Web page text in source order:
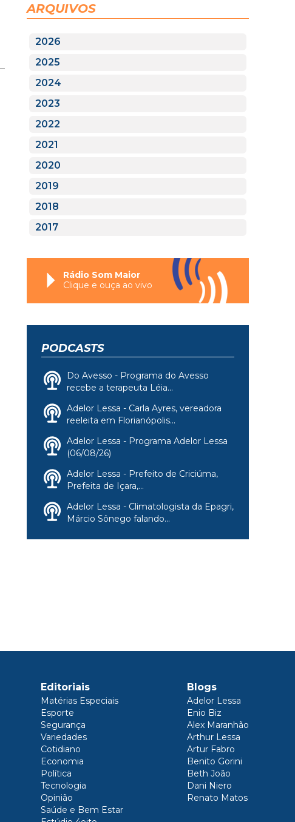
ARQUIVOS
2026
2025
2024
2023
2022
2021
2020
2019
2018
2017
Rádio Som Maior
Clique e ouça ao vivo
PODCASTS
Do Avesso - Programa do Avesso
recebe a terapeuta Léia...
Adelor Lessa - Carla Ayres, vereadora
reeleita em Florianópolis...
Adelor Lessa - Programa Adelor Lessa
(06/08/26)
Adelor Lessa - Prefeito de Criciúma,
Prefeita de Içara,...
Adelor Lessa - Climatologista da Epagri,
Márcio Sônego falando...
Editoriais
Matérias Especiais
Esporte
Segurança
Variedades
Cotidiano
Economia
Política
Tecnologia
Opinião
Saúde e Bem Estar
Blogs
Adelor Lessa
Enio Biz
Alex Maranhão
Arthur Lessa
Artur Fabro
Benito Gorini
Beth João
Dani Niero
Renato Matos